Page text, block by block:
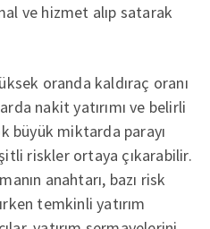
ve hizmet alıp satarak
oranda kaldıraç oranı
nakit yatırımı ve belirli
büyük miktarda parayı
riskler ortaya çıkarabilir.
anahtarı, bazı risk
temkinli yatırım